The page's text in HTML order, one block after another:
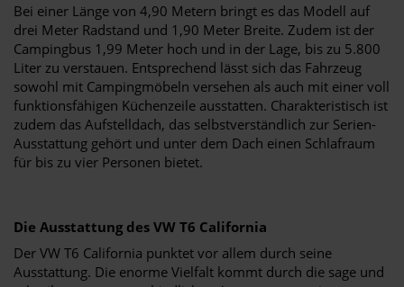
Bei einer Länge von 4,90 Metern bringt es das Modell auf
drei Meter Radstand und 1,90 Meter Breite. Zudem ist der
Campingbus 1,99 Meter hoch und in der Lage, bis zu 5.800
Liter zu verstauen. Entsprechend lässt sich das Fahrzeug
sowohl mit Campingmöbeln versehen als auch mit einer voll
funktionsfähigen Küchenzeile ausstatten. Charakteristisch ist
zudem das Aufstelldach, das selbstverständlich zur Serien-
Ausstattung gehört und unter dem Dach einen Schlafraum
für bis zu vier Personen bietet.
Die Ausstattung des VW T6 California
Der VW T6 California punktet vor allem durch seine
Ausstattung. Die enorme Vielfalt kommt durch die sage und